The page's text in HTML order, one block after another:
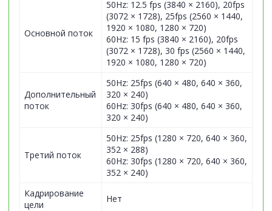
Основной поток
50Hz: 12.5 fps (3840 × 2160), 20fps
(3072 × 1728), 25fps (2560 × 1440,
1920 × 1080, 1280 × 720)
60Hz: 15 fps (3840 × 2160), 20fps
(3072 × 1728), 30 fps (2560 × 1440,
1920 × 1080, 1280 × 720)
Дополнительный
поток
50Hz: 25fps (640 × 480, 640 × 360,
320 × 240)
60Hz: 30fps (640 × 480, 640 × 360,
320 × 240)
Третий поток
50Hz: 25fps (1280 × 720, 640 × 360,
352 × 288)
60Hz: 30fps (1280 × 720, 640 × 360,
352 × 240)
Кадрирование
цели
Нет